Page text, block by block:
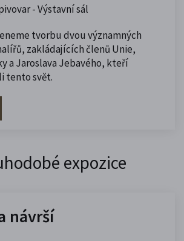
- Výstavní sál
tvorbu dvou významných
zakládajících členů Unie,
a Jaroslava Jebavého, kteří
tento svět.
expozice
návrší